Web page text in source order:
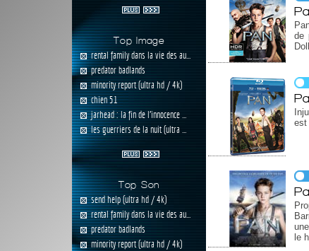
Top Image
rental family dans la vie des au...
predator badlands
minority report (ultra hd / 4k)
chien 51
jarhead : la fin de l'innocence ...
les guerriers de la nuit (ultra ...
Top Son
send help (ultra hd / 4k)
rental family dans la vie des au...
predator badlands
minority report (ultra hd / 4k)
de
est
le